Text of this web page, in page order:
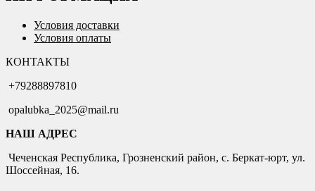
Условия доставки
Условия оплаты
КОНТАКТЫ
+79288897810
opalubka_2025@mail.ru
НАШ АДРЕС
Чеченская Республика, Грозненский район, с. Беркат-юрт, ул.
Шоссейная, 16.